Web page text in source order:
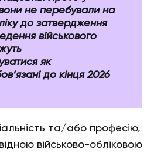
не перебували на
до затвердження
військового
як
до кінця 2026
та/або професію,
військово-обліковою